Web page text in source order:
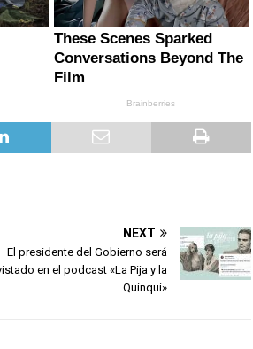
NEXT
El presidente del Gobierno será
en el podcast «La Pija y la
Quinqui»